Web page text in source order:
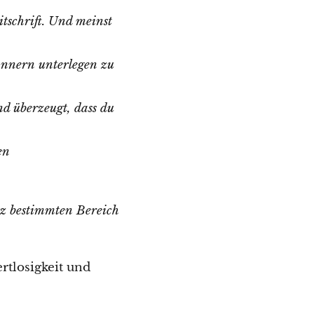
Und meinst
unterlegen zu
überzeugt, dass du
bestimmten Bereich
und